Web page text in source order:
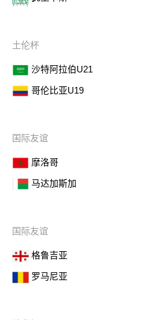
土伦杯
沙特阿拉伯U21
哥伦比亚U19
国际友谊
摩洛哥
马达加斯加
国际友谊
格鲁吉亚
罗马尼亚